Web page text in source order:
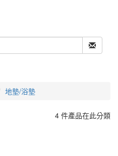
地墊/浴墊
4 件產品在此分類